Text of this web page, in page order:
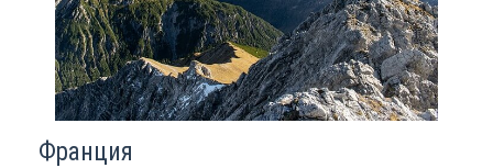
Франция